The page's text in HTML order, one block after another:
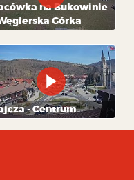
na Bukowinie
Górka
- Centrum